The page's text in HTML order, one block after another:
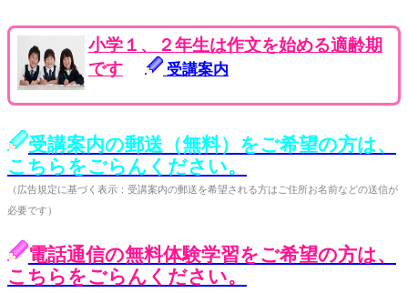
小学１、２年生は作文を始める適齢期
です
受講案内
受講案内の郵送（無料）をご希望の方は、
こちらをごらんください。
（広告規定に基づく表示：受講案内の郵送を希望される方はご住所お名前などの送信が
必要です）
電話通信の無料体験学習をご希望の方は、
こちらをごらんください。